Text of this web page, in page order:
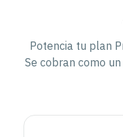
Potencia tu plan
Se cobran como